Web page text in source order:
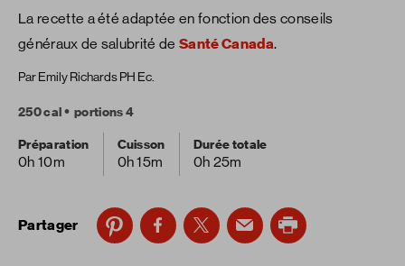
La recette a été adaptée en fonction des conseils
généraux de salubrité deSanté Canada.
Par Emily Richards PH Ec.
250 cal
portions 4
Préparation
0h 10m
Cuisson
0h 15m
Durée totale
0h 25m
Partager